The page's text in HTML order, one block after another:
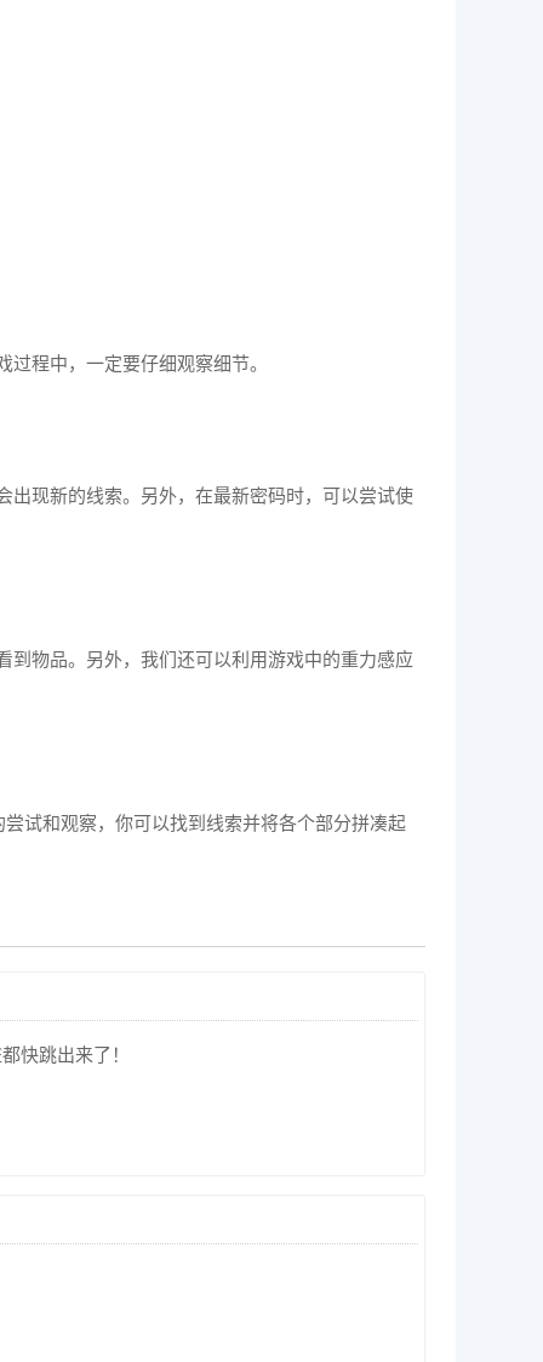
程中，一定要仔细观察细节。
现新的线索。另外，在最新密码时，可以尝试使
物品。另外，我们还可以利用游戏中的重力感应
试和观察，你可以找到线索并将各个部分拼凑起
快跳出来了！